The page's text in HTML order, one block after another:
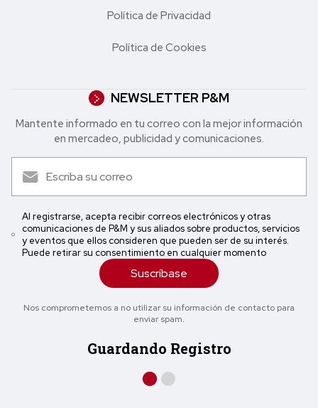
Política de Privacidad
Política de Cookies
NEWSLETTER P&M
Mantente informado en tu correo con la mejor in formación
en mercadeo, publicidad y comunicaciones.
Al registrarse, acepta recibir correos electrónicos y otras
comunicaciones de P&M y sus aliados sobre productos, servicios
y eventos que ellos consideren que pueden ser de su interés.
Puede retirar su consentimiento en cualquier momento
Suscríbase
Nos comprometemos a no utilizar su información de contacto para
enviar spam.
Guardando Registro